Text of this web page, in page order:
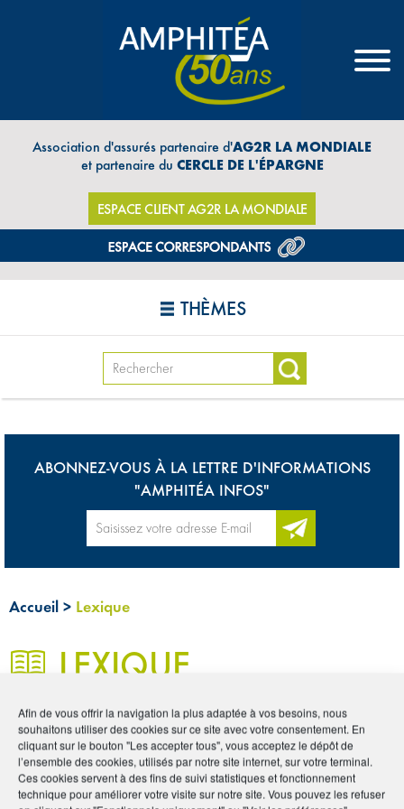
Afin de vous offrir la navigation la plus adaptée à vos besoins, nous
souhaitons utiliser des cookies sur ce site avec votre consentement. En
cliquant sur le bouton "Les accepter tous", vous acceptez le dépôt de
l’ensemble des cookies, utilisés par notre site internet, sur votre terminal.
Ces cookies servent à des fins de suivi statistiques et fonctionnement
technique pour améliorer votre visite sur notre site. Vous pouvez les refuser
Association d'assurés partenaire d'AG2R LA MONDIALE
et partenaire du CERCLE DE L'ÉPARGNE
ESPACE CLIENT AG2R LA MONDIALE
THÈMES
ABONNEZ-VOUS À LA LETTRE D'INFORMATIONS
"AMPHITÉA INFOS"
Accueil > Lexique
LEXIQUE
Les mots de l’assurance
L’univers de l’assurance est riche et complexe. Qu’il s’agisse
0